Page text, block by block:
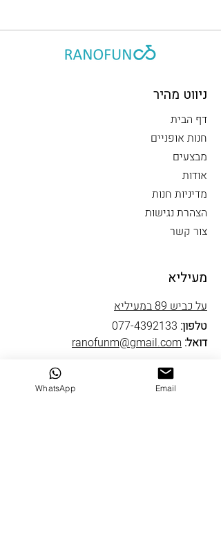
ניווט מהיר
דף הבית
חנות אופניים
מבצעים
אודות
מדיניות חנות
הצהרת נגישות
צור קשר
מעיליא
על כביש 89 במעיליא
טלפון: 077-4392133
דואל: ranofunm@gmail.com
שעות פתיחה
ראשון סגור
WhatsApp Email